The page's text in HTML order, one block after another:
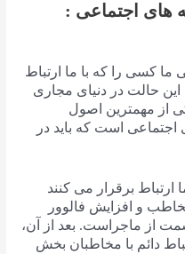
های اجتماعی :
کسی را که با ما ارتباط
این حالت در دنیای مجاری
از مهمترین اصول
اجتماعی است که باید در
ارتباط برقرار می کنند
و افزایش فالوور
از ماجراست. بعد از آن،
دائم با مخاطبان بخش